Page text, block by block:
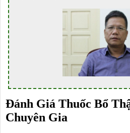
Đánh Giá Thuốc Bổ
Chuyên Gia